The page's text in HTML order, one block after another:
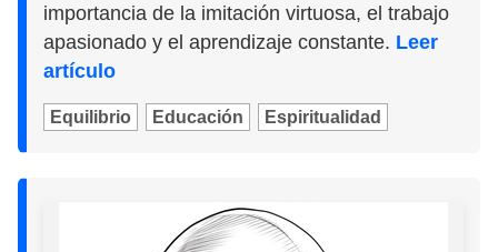
importancia de la imitación virtuosa, el trabajo
apasionado y el aprendizaje constante. Leer
artículo
Equilibrio Educación Espiritualidad